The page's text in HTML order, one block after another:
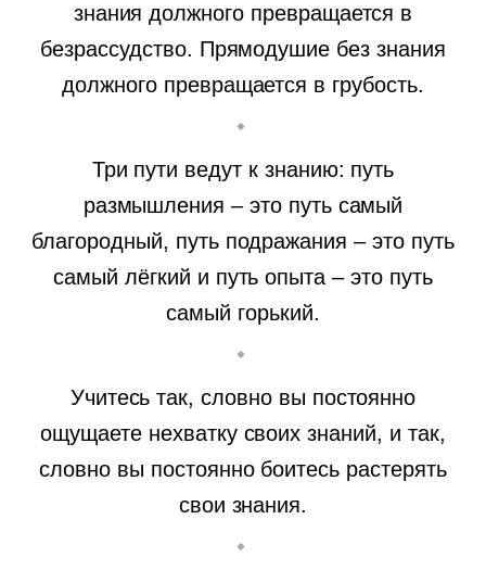
знания должного превращается в
безрассудство. Прямодушие без знания
должного превращается в грубость.
Три пути ведут к знанию: путь
размышления – это путь самый
благородный, путь подражания – это путь
самый лёгкий и путь опыта – это путь
самый горький.
Учитесь так, словно вы постоянно
ощущаете нехватку своих знаний, и так,
словно вы постоянно боитесь растерять
свои знания.